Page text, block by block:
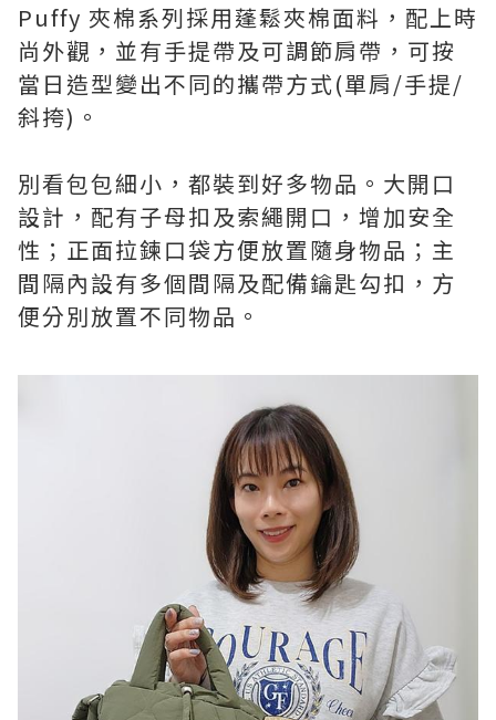
Puffy 夾棉系列採用蓬鬆夾棉面料，配上時
尚外觀，並有手提帶及可調節肩帶，可按
當日造型變出不同的攜帶方式(單肩/手提/
斜挎)。
別看包包細小，都裝到好多物品。大開口
設計，配有子母扣及索繩開口，增加安全
性；正面拉鍊口袋方便放置隨身物品；主
間隔內設有多個間隔及配備鑰匙勾扣，方
便分別放置不同物品。